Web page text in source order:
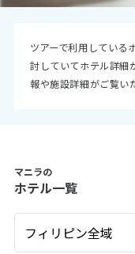
ツアーで利用している
討していてホテル詳細
報や施設詳細がご覧い
マニラの
ホテル一覧